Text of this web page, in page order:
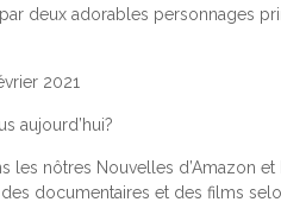
deux adorables personnages
2021
aujourd’hui?
les nôtres Nouvelles d’Amazon
documentaires et des films